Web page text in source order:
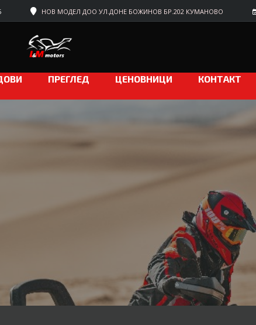
НОВ МОДЕЛ ДОО УЛ.ДОНЕ БОЖИНОВ БР.202 КУМАНОВО
ПРЕГЛЕД ЦЕНОВНИЦИ КОНТАКТ